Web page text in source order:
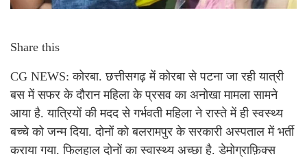
Share this
CG NEWS: कोरबा. छत्तीसगढ़ में कोरबा से पटना जा रही यात्री
बस में सफर के दौरान महिला के प्रसव का अनोखा मामला सामने
आया है. यात्रियों की मदद से गर्भवती महिला ने रास्ते में ही स्वस्थ्य
बच्चे को जन्म दिया. दोनों को बलरामपुर के सरकारी अस्पताल में भर्ती
कराया गया. फिलहाल दोनों का स्वास्थ्य अच्छा है. डेमोग्राफ़िक्स